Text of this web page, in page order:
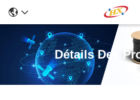
Détails Des